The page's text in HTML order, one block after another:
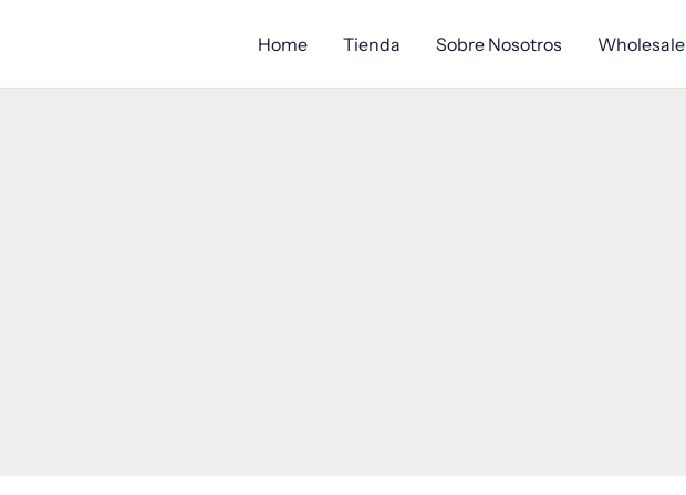
Home Tienda Sobre Nosotros Wholesale